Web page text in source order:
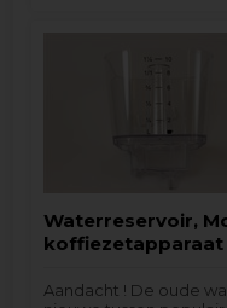
Waterreservoir,
koffiezetapparaat
Aandacht ! De oude